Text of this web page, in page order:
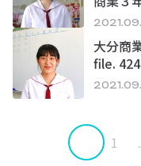
大分商
file. 424
1